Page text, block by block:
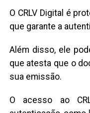
O CRLV Digital é
que garante a
Além disso, ele
que atesta que o
sua emissão.
O acesso ao